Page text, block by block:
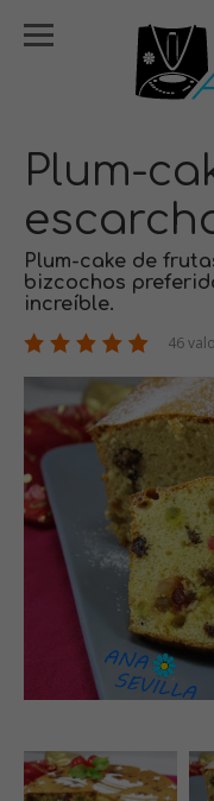
Plum-
Plum-cake de
bizcochos
increíble.
46